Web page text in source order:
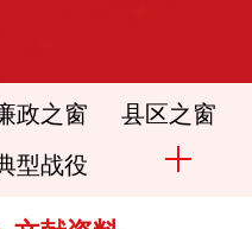
政之窗 县区之窗
型战役